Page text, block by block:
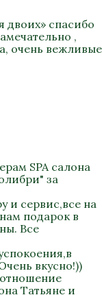
двоих» спасибо
,
очень вежливые
SPA салона
за
и сервис,все на
подарок в
Все
вкусно!))
Татьяне и